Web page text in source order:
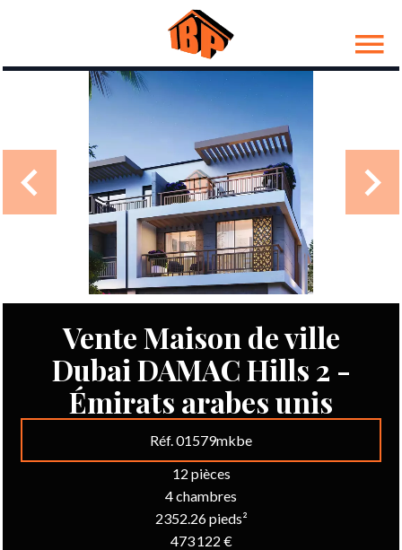
Vente Maison de ville
Dubai DAMAC Hills 2 -
Émirats arabes unis
Réf. 01579mkbe
12 pièces
4 chambres
2352.26 pieds²
473 122 €